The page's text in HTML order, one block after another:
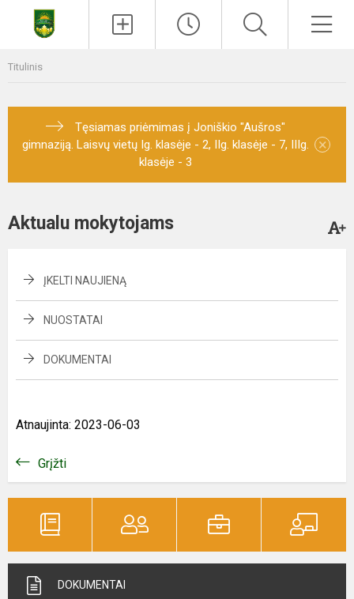
Titulinis
Tęsiamas priėmimas į Joniškio "Aušros"
gimnaziją. Laisvų vietų Ig. klasėje - 2, IIg. klasėje - 7, IIIg.
klasėje - 3
×
Aktualu mokytojams
ĮKELTI NAUJIENĄ
NUOSTATAI
DOKUMENTAI
Atnaujinta: 2023-06-03
Grįžti
DOKUMENTAI